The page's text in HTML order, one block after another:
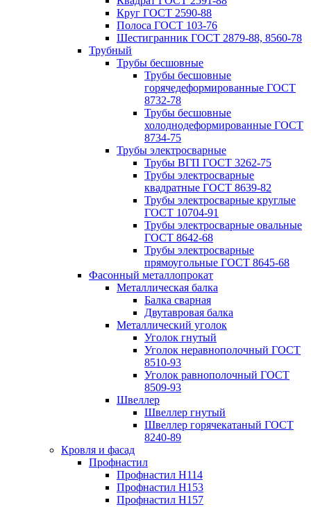
Круг ГОСТ 2590-88
Полоса ГОСТ 103-76
Шестигранник ГОСТ 2879-88, 8560-78
Трубный
Трубы бесшовные
Трубы бесшовные
горячедеформированные ГОСТ
8732-78
Трубы бесшовные
холоднодеформированные ГОСТ
8734-75
Трубы электросварные
Трубы ВГП ГОСТ 3262-75
Трубы электросварные
квадратные ГОСТ 8639-82
Трубы электросварные круглые
ГОСТ 10704-91
Трубы электросварные овальные
ГОСТ 8642-68
Трубы электросварные
прямоугольные ГОСТ 8645-68
Фасонный металлопрокат
Металлическая балка
Балка сварная
Двутавровая балка
Металлический уголок
Уголок гнутый
Уголок неравнополочный ГОСТ
8510-93
Уголок равнополочный ГОСТ
8509-93
Швеллер
Швеллер гнутый
Швеллер горячекатаный ГОСТ
8240-89
Кровля и фасад
Профнастил
Профнастил Н114
Профнастил Н153
Профнастил Н157